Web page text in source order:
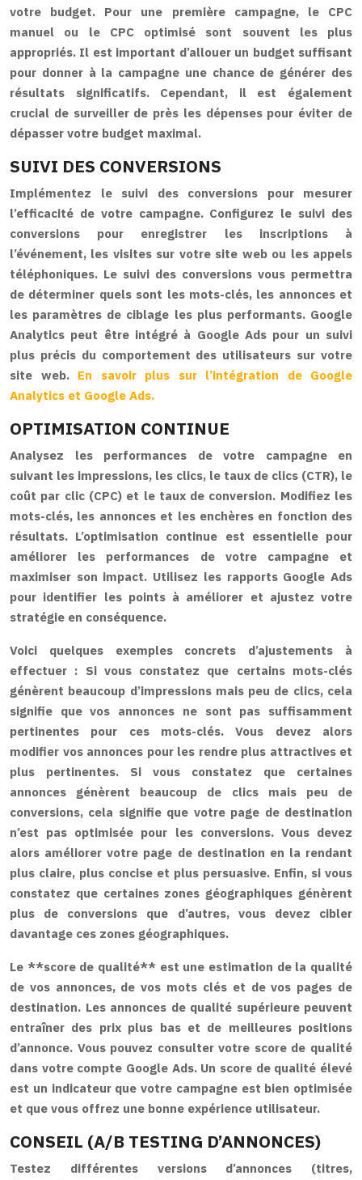
votre budget. Pour une première campagne, le CPC
manuel ou le CPC optimisé sont souvent les plus
appropriés. Il est important d’allouer un budget suffisant
pour donner à la campagne une chance de générer des
résultats significatifs. Cependant, il est également
crucial de surveiller de près les dépenses pour éviter de
dépasser votre budget maximal.
SUIVI DES CONVERSIONS
Implémentez le suivi des conversions pour mesurer
l’efficacité de votre campagne. Configurez le suivi des
conversions pour enregistrer les inscriptions à
l’événement, les visites sur votre site web ou les appels
téléphoniques. Le suivi des conversions vous permettra
de déterminer quels sont les mots-clés, les annonces et
les paramètres de ciblage les plus performants. Google
Analytics peut être intégré à Google Ads pour un suivi
plus précis du comportement des utilisateurs sur votre
site web. En savoir plus sur l’intégration de Google
Analytics et Google Ads.
OPTIMISATION CONTINUE
Analysez les performances de votre campagne en
suivant les impressions, les clics, le taux de clics (CTR), le
coût par clic (CPC) et le taux de conversion. Modifiez les
mots-clés, les annonces et les enchères en fonction des
résultats. L’optimisation continue est essentielle pour
améliorer les performances de votre campagne et
maximiser son impact. Utilisez les rapports Google Ads
pour identifier les points à améliorer et ajustez votre
stratégie en conséquence.
Voici quelques exemples concrets d’ajustements à
effectuer : Si vous constatez que certains mots-clés
génèrent beaucoup d’impressions mais peu de clics, cela
signifie que vos annonces ne sont pas suffisamment
pertinentes pour ces mots-clés. Vous devez alors
modifier vos annonces pour les rendre plus attractives et
plus pertinentes. Si vous constatez que certaines
annonces génèrent beaucoup de clics mais peu de
conversions, cela signifie que votre page de destination
n’est pas optimisée pour les conversions. Vous devez
alors améliorer votre page de destination en la rendant
plus claire, plus concise et plus persuasive. Enfin, si vous
constatez que certaines zones géographiques génèrent
plus de conversions que d’autres, vous devez cibler
davantage ces zones géographiques.
Le **score de qualité** est une estimation de la qualité
de vos annonces, de vos mots clés et de vos pages de
destination. Les annonces de qualité supérieure peuvent
entraîner des prix plus bas et de meilleures positions
d’annonce. Vous pouvez consulter votre score de qualité
dans votre compte Google Ads. Un score de qualité élevé
est un indicateur que votre campagne est bien optimisée
et que vous offrez une bonne expérience utilisateur.
CONSEIL (A/B TESTING D’ANNONCES)
Testez différentes versions d’annonces (titres,